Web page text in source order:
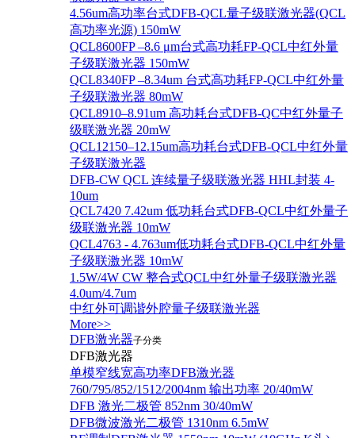
4.56um高功率台式DFB-QCL量子级联激光器(QCL
高功率光源) 150mW
QCL8600FP –8.6 μm台式高功耗FP-QCL中红外量
子级联激光器 150mW
QCL8340FP –8.34um 台式高功耗FP-QCL中红外量
子级联激光器 80mW
QCL8910–8.91um 高功耗台式DFB-QC中红外量子
级联激光器 20mW
QCL12150–12.15um高功耗台式DFB-QCL中红外量
子级联激光器
DFB-CW QCL 连续量子级联激光器 HHL封装 4-
10um
QCL7420 7.42um 低功耗台式DFB-QCL中红外量子
级联激光器 10mW
QCL4763 - 4.763um低功耗台式DFB-QCL中红外量
子级联激光器 10mW
1.5W/4W CW 整合式QCL中红外量子级联激光器
4.0um/4.7um
中红外可调谐外腔量子级联激光器
More>>
DFB激光器子分类
DFB激光器
单模窄线宽高功率DFB激光器
760/795/852/1512/2004nm 输出功率 20/40mW
DFB 激光二极管 852nm 30/40mW
DFB微波激光二极管 1310nm 6.5mW